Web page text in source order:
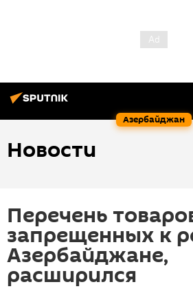
Азербайджан
Новости
Перечень
запрещенных к
Азербайджане,
расширился